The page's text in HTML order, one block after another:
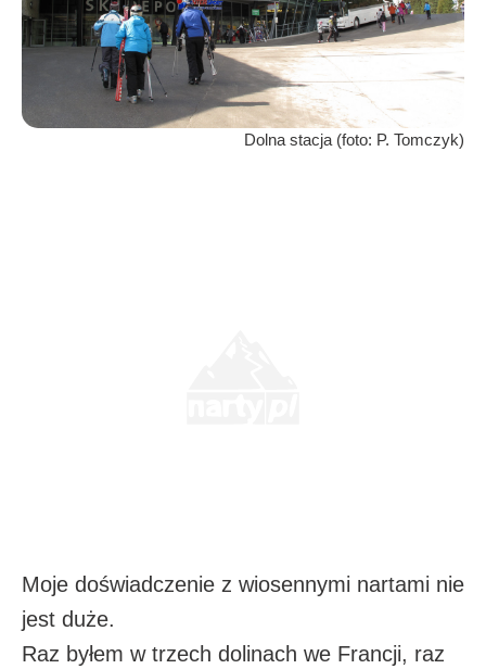
Dolna stacja (foto: P. Tomczyk)
Moje doświadczenie z wiosennymi nartami nie
jest duże.
Raz byłem w trzech dolinach we Francji, raz